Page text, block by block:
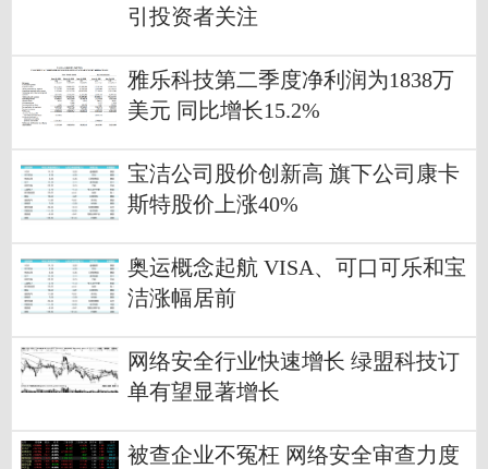
引投资者关注
雅乐科技第二季度净利润为1838万
美元 同比增长15.2%
宝洁公司股价创新高 旗下公司康卡
斯特股价上涨40%
奥运概念起航 VISA、可口可乐和宝
洁涨幅居前
网络安全行业快速增长 绿盟科技订
单有望显著增长
被查企业不冤枉 网络安全审查力度